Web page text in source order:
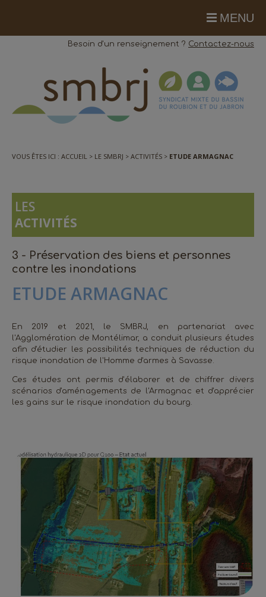
Besoin d'un renseignement ? Contactez-nous
VOUS ÊTES ICI : ACCUEIL LE SMBRJ ACTIVITÉS ETUDE ARMAGNAC
LES
ACTIVITÉS
3 - Préservation des biens et personnes
contre les inondations
ETUDE ARMAGNAC
En 2019 et 2021, le SMBRJ, en partenariat avec
l'Agglomération de Montélimar, a conduit plusieurs études
afin d'étudier les possibilités techniques de réduction du
risque inondation de l'Homme d'armes à Savasse.
Ces études ont permis d'élaborer et de chiffrer divers
scénarios d'aménagements de l'Armagnac et d'apprécier
les gains sur le risque inondation du bourg.
MENU